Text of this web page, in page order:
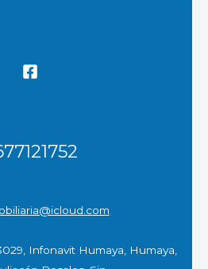
Infonavit Humaya, Humaya,